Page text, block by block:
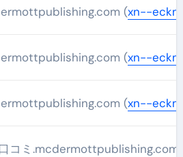
(xn--
(xn--
(xn--
コミ.mcdermottpublishing.com